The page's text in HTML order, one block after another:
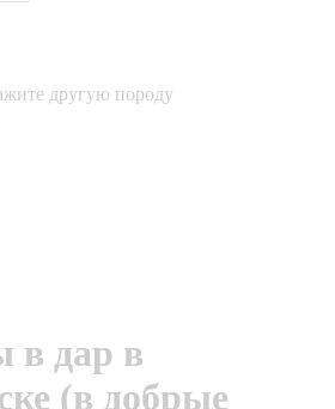
другую породу
дар в
(в добрые